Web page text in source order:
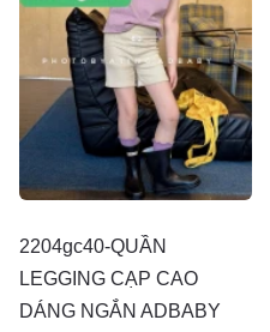
2204gc40-QUẦN
LEGGING CẠP CAO
DÁNG NGẮN ADBABY